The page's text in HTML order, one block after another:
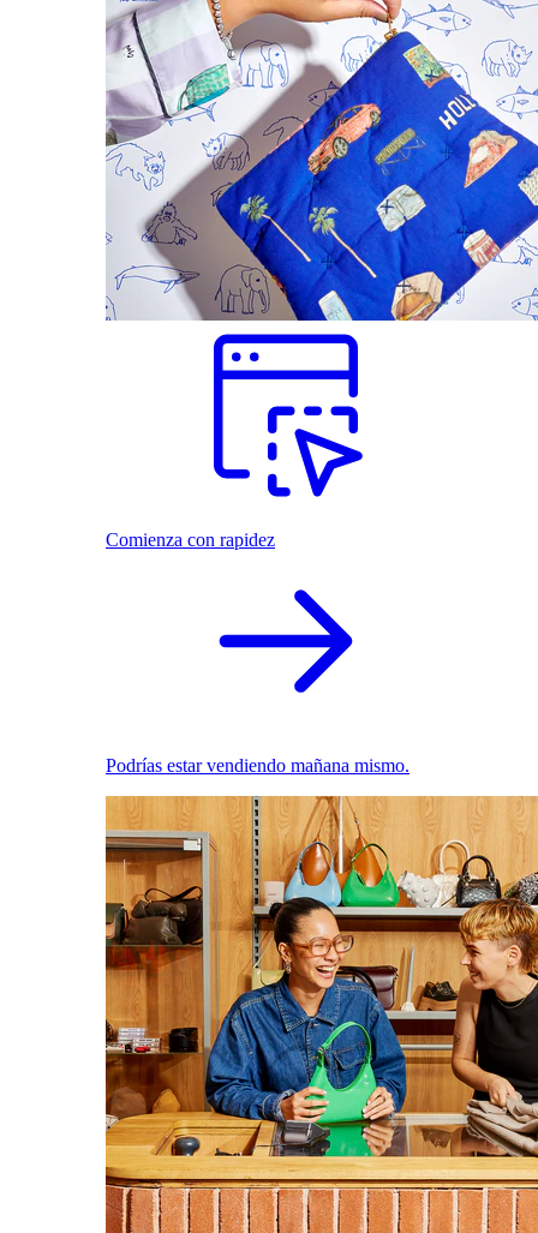
Comienza con rapidez
Podrías estar vendiendo mañana mismo.